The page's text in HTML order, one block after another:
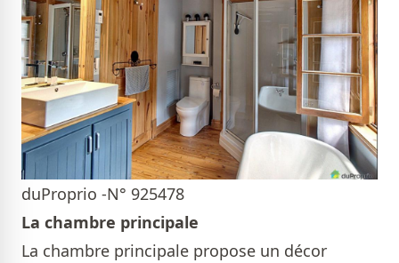
duProprio -N° 925478
La chambre principale
La chambre principale propose un décor